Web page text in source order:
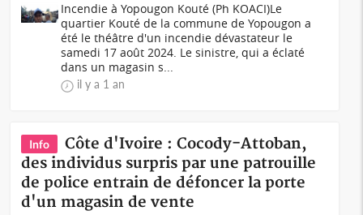
Incendie à Yopougon Kouté (Ph KOACI)Le
quartier Kouté de la commune de Yopougon a
été le théâtre d'un incendie dévastateur le
samedi 17 août 2024. Le sinistre, qui a éclaté
dans un magasin s...
il y a 1 an
Info
Côte d'Ivoire : Cocody-Attoban,
des individus surpris par une patrouille
de police entrain de défoncer la porte
d'un magasin de vente